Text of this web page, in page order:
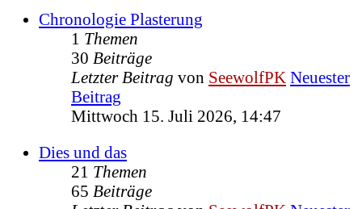
Chronologie Plasterung
1 Themen
30 Beiträge
Letzter Beitrag von SeewolfPK Neuester
Beitrag
Mittwoch 15. Juli 2026, 14:47
Dies und das
21 Themen
65 Beiträge